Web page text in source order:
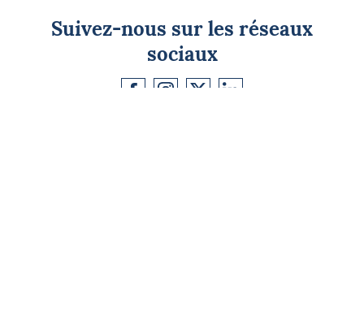
Suivez-nous sur les réseaux
sociaux